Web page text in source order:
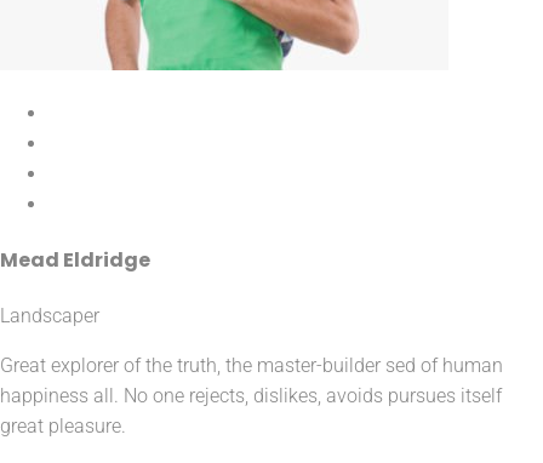
Mead Eldridge
Landscaper
Great explorer of the truth, the master-builder sed of human
happiness all. No one rejects, dislikes, avoids pursues itself
great pleasure.